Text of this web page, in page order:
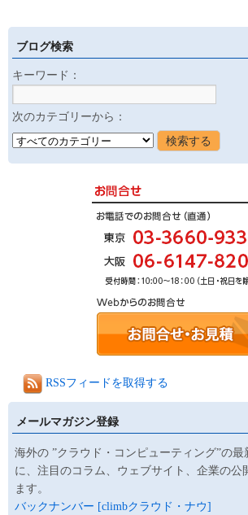
ブログ検索
キーワード：
次のカテゴリーから：
RSSフィードを取得する
メールマガジン登録
海外の ”クラウド・コンピューティング”の
に、注目のコラム、ウェブサイト、企業の公
ます。
バックナンバー [climbクラウド・ナウ]